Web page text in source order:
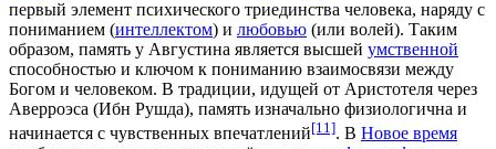
первый элемент психического триединства человека, наряду с
пониманием (интеллектом) и любовью (или волей). Таким
образом, память у Августина является высшей умственной
способностью и ключом к пониманию взаимосвязи между
Богом и человеком. В традиции, идущей от Аристотеля через
Аверроэса (Ибн Рушда), память изначально физиологична и
начинается с чувственных впечатлений[11]. В Новое время